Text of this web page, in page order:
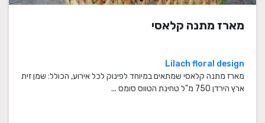
מארז מתנה קלאסי
Lilach floral design
מארז מתנה קלאסי שמתאים במיוחד לפינוק לכל אירוע, הכולל: שמן זית
ארץ הירדן 750 מ"ל טחינת הטווס סומס ...